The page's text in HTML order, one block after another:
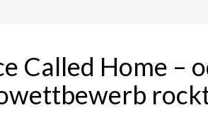
Called Home –